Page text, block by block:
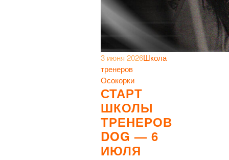
3 июня 2026Школа
тренеров
Осокорки
СТАРТ
ШКОЛЫ
ТРЕНЕРОВ
DOG — 6
ИЮЛЯ